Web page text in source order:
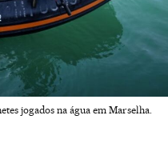
jogados na água em Marselha.